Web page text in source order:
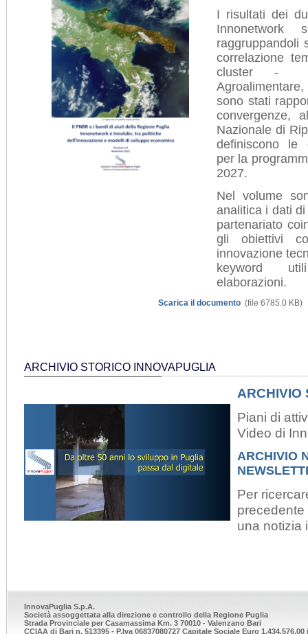
I risultati dei
Innonetwork
raggruppandoli
correlazione
cluster -
sono stati
convergenze,
Nazionale di
definiscono le
per la
2027.
Nel volume
analitica i dati
partenariato
gli obiettivi
innovazione
keyword
elaborazioni.
Scarica il documento (file 6785.0 KB)
ARCHIVIO STORICO INNOVAPUGLIA
ARCHIVIO
Piani di
Video di
ARCHIVIO
Per
una notizia
InnovaPuglia S.p.A.
Società assoggettata alla direzione e controllo della Regione Puglia
Strada Provinciale per Casamassima Km. 3 70010 - Valenzano Bari
CCIAA di Bari n. 513395 - P.Iva 06837080727 Capitale Sociale Euro